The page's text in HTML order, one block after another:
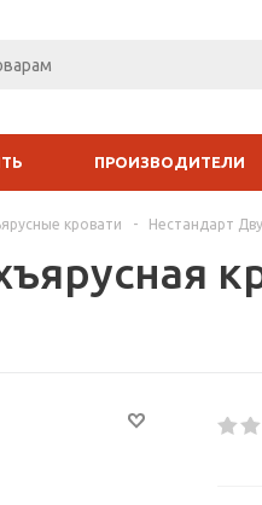
ПРОИЗВОДИТЕЛИ
кровати - Нестандарт